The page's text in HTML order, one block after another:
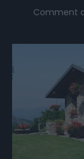
Comment